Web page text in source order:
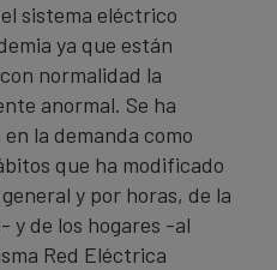
sistema eléctrico
ya que están
normalidad la
anormal. Se ha
la demanda como
que ha modificado
y por horas, de la
y de los hogares -al
Red Eléctrica